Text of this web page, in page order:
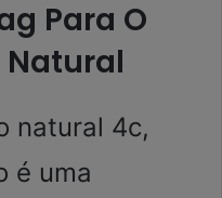
Para O
natural 4c,
é uma